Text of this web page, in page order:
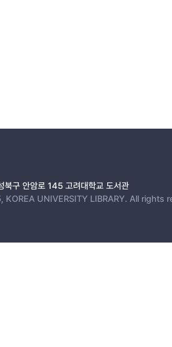
구 안암로 145 고려대학교 도서관
UNIVERSITY LIBRARY. All rights